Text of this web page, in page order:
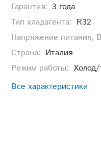
Гарантия: 3 года
Тип хладагента: R32
Напряжение питания,
Страна: Италия
Режим работы: Холод/
Все характеристики